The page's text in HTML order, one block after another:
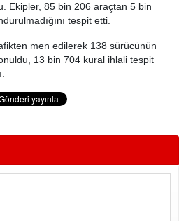
Ekipler, 85 bin 206 araçtan 5 bin
tespit etti.
men edilerek 138 sürücünün
13 bin 704 kural ihlali tespit